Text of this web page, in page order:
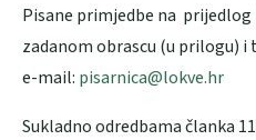
Pisane primjedbe na prijedlog
zadanom obrascu (u prilogu)
e-mail: pisarnica@lokve.hr
Sukladno odredbama članka